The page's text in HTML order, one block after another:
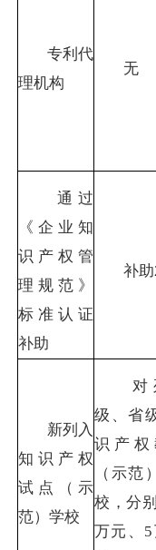
专利代
理机构
无
通过
《企业知
识产权管
理规范》
标准认证
补助
补助
新列入
知识产权
试点（示
范）学校
对
级、省
识产权
（示范
校，分
万元、 5